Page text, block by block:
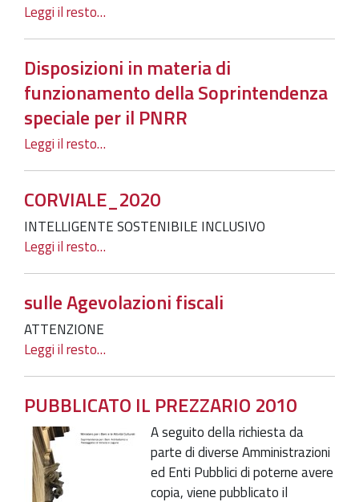
Leggi il resto…
Disposizioni in materia di
funzionamento della Soprintendenza
speciale per il PNRR
Leggi il resto…
CORVIALE_2020
INTELLIGENTE SOSTENIBILE INCLUSIVO
Leggi il resto…
sulle Agevolazioni fiscali
ATTENZIONE
Leggi il resto…
PUBBLICATO IL PREZZARIO 2010
A seguito della richiesta da
parte di diverse Amministrazioni
ed Enti Pubblici di poterne avere
copia, viene pubblicato il